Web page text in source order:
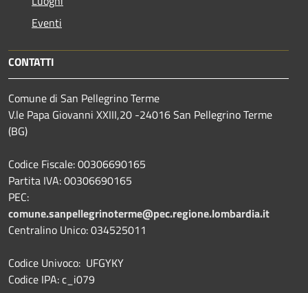
Eventi
CONTATTI
Comune di San Pellegrino Terme
V.le Papa Giovanni XXIII,20 -24016 San Pellegrino Terme
(BG)
Codice Fiscale: 00306690165
Partita IVA: 00306690165
PEC:
comune.sanpellegrinoterme@pec.regione.lombardia.it
Centralino Unico: 034525011
Codice Univoco: UFGYKY
Codice IPA: c_i079